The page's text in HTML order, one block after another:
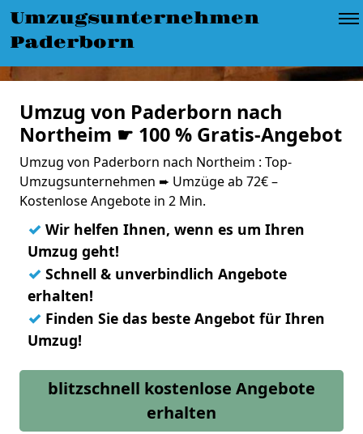
Umzugsunternehmen
Paderborn
Umzug von Paderborn nach
Northeim ☛ 100 % Gratis-Angebot
Umzug von Paderborn nach Northeim : Top-
Umzugsunternehmen ➨ Umzüge ab 72€ –
Kostenlose Angebote in 2 Min.
✓ Wir helfen Ihnen, wenn es um Ihren
Umzug geht!
✓ Schnell & unverbindlich Angebote
erhalten!
✓ Finden Sie das beste Angebot für Ihren
Umzug!
blitzschnell kostenlose Angebote
erhalten